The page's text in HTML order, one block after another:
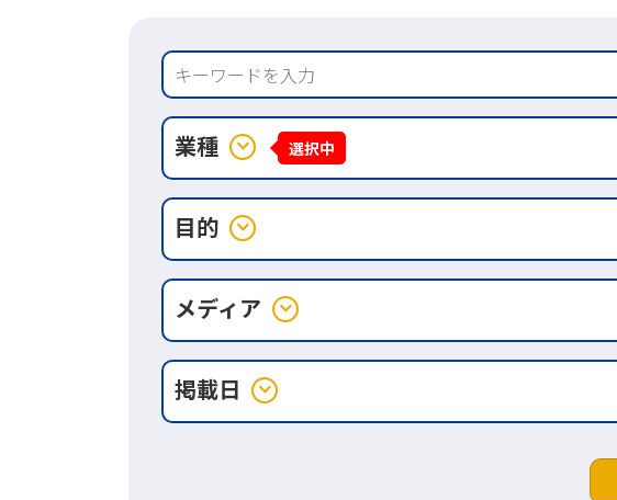
業種 expand_more 選択中
目的 expand_more
メディア expand_more
掲載日 expand_more